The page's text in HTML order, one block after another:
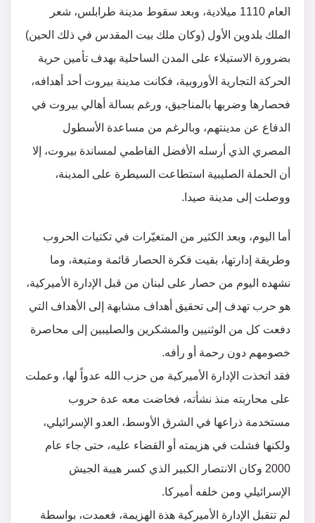
العام 1110 ميلادية، وبعد سقوط مدينة طرابلس، شعر
الملك بلدوين الأول (وكان ملك بيت المقدس في ذلك الحين)
بضرورة الاستيلاء على المدن الساحلية بهدف تأمين حرية
الحركة التجارية الأوروبية، فكانت مدينة بيروت أحد أهدافه،
فحصارها وضربها بالمناجيق، ورغم بسالة أهالي بيروت في
الدفاع عن مدينتهم، وبالرغم من مساعدة الأسطول
المصري الذي أرسله الأفضل الفاطمي لمساندة بيروت، إلا
أن الحملة الصليبية استطاعت السيطرة على المدينة،
ووصلت إلى مدينة صيدا.
أما اليوم، وبعد الكثير من المتغيّرات في تكتيات الحروب
وطريقة إدارتها، بقيت فكرة الحصار قائمة ومتبعة، وما
نشهده اليوم من حصار على لبنان من قبل الإدارة الأميركية،
هو حرب تهدف إلى تحقيق أهداف مشابهة إلى الأهداف التي
دفعت كل من الوثنيين والمشكرين والصليبين إلى محاصرة
خصومهم دون رحمة أو رأفه.
فقد اتخذت الإدارة الأميركية من حزب الله عدواً لها، وعملت
على محاربته منذ نشأته، فخاضت معه عدة حروب
مستخدمة ذراعها في الشرق الأوسط، العدو الإسرائيلي،
ولكنها فشلت في هزيمته أو القضاء عليه، حتى جاء عام
2000 وكان الانتصار الكبير الذي كسر هيبة الجيش
الإسرائيلي ومن خلفه أميركا.
لم تتقبل الإدارة الأميركية هذة الهزيمة، فعمدت، بواسطة